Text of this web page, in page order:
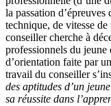
la passation
technique, de vitesse
conseiller cherche à
professionnels du jeune
d’orientation faite par
travail du conseiller
des aptitudes d’un jeune
sa réussite dans